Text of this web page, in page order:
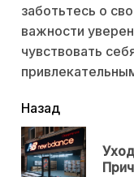
заботьтесь о
важности
чувствовать
читать
еще
Назад